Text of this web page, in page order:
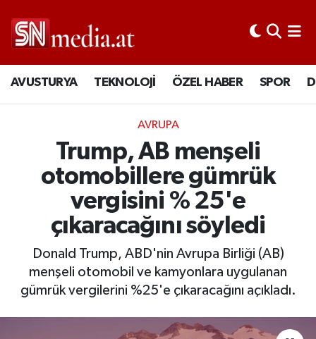
AVUSTURYA TEKNOLOJİ ÖZEL HABER SPOR
AVRUPA
Trump, AB menşeli
otomobillere gümrük
vergisini % 25'e
çıkaracağını söyledi
Donald Trump, ABD'nin Avrupa Birliği (AB)
menşeli otomobil ve kamyonlara uygulanan
gümrük vergilerini %25'e çıkaracağını açıkladı.